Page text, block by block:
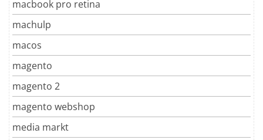
macbook pro retina
machulp
macos
magento
magento 2
magento webshop
media markt